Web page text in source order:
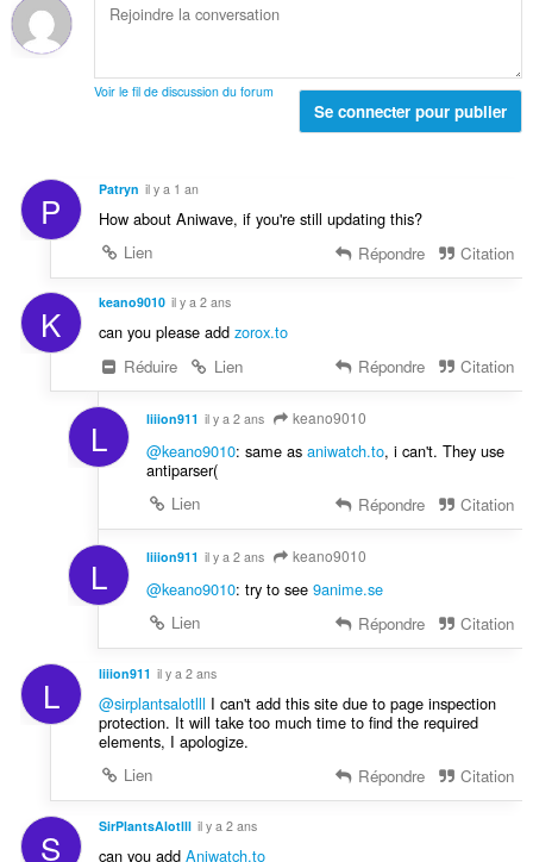
e
e
t
o
l
o
e
:
Voir le fil de discussion du forum
Se connecter pour publier
P Patryn il y a 1 an
How about Aniwave, if you're still updating this?
Lien
Répondre Citation
K keano9010 il y a 2 ans
can you please add zorox.to
Réduire
Lien Répondre Citation
L liiion911 il y a 2 ans keano9010
@keano9010: same as aniwatch.to, i can't. They use
antiparser(
Lien
Répondre Citation
L liiion911 il y a 2 ans keano9010
@keano9010: try to see 9anime.se
Lien
Répondre Citation
L liiion911 il y a 2 ans
@sirplantsalotlll I can't add this site due to page inspection
protection. It will take too much time to find the required
elements, I apologize.
Lien
Répondre Citation
S SirPlantsAlotlll il y a 2 ans
can you add Aniwatch.to